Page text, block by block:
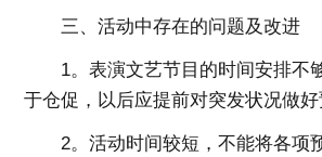
三、活动中存在的问题及改进
1。表演文艺节目的时间安排不
于仓促，以后应提前对突发状况做好
2。活动时间较短，不能将各项